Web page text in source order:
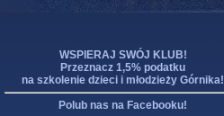
WSPIERAJ SWÓJ KLUB!
Przeznacz 1,5% podatku
na szkolenie dzieci i młodzieży Górnika!
Polub nas na Facebooku!